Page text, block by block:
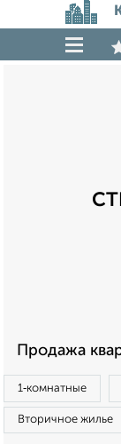
Продажа
1‑комнатные
Вторичное жилье